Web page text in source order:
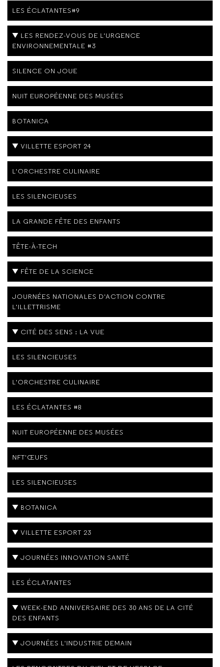
LES ÉCLATANTES#9
LES RENDEZ-VOUS DE L'URGENCE
ENVIRONNEMENTALE #3
SILENCE ON JOUE
NUIT EUROPÉENNE DES MUSÉES
BOTANICA
VILLETTE ESPORT 24
L'ORCHESTRE CULINAIRE
LES SILENCIEUSES
LA GRANDE FÊTE DES ENFANTS
TÊTE-À-TECH
FÊTE DE LA SCIENCE
JOURNÉES NATIONALES D'ACTION CONTRE
L'ILLETTRISME
CITÉ DES SENS : LA VUE
LES SILENCIEUSES
L'ORCHESTRE CULINAIRE
LES ÉCLATANTES #8
NUIT EUROPÉENNE DES MUSÉES
NFT'ŒUFS
LES SILENCIEUSES
BOTANICA
VILLETTE ESPORT 23
JOURNÉES INNOVATION SANTÉ
LES ÉCLATANTES
WEEK-END ANNIVERSAIRE DES 30 ANS DE LA CITÉ
DES ENFANTS
JOURNÉES L'INDUSTRIE DEMAIN